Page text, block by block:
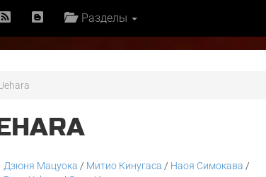
Разделы
Дзюня Мацуока / Митио Кинугаса / Наоя Симокава /